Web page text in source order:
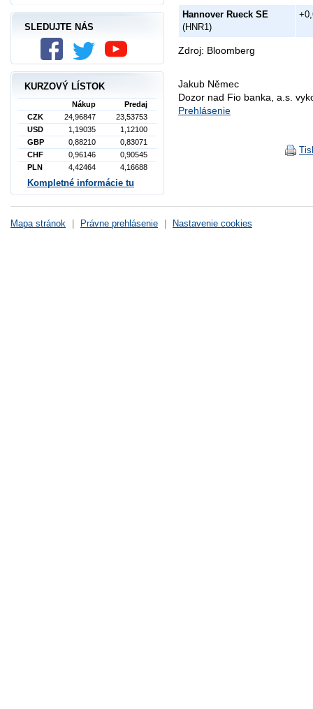
Hannover Rueck SE
(HNR1)
Zdroj: Bloomberg
Jakub Němec
Dozor nad Fio banka, a.s.
Prehlásenie
SLEDUJTE NÁS
KURZOVÝ LÍSTOK
Nákup
Predaj
CZK
24,96847
23,53753
USD
1,19035
1,12100
GBP
0,88210
0,83071
CHF
0,96146
0,90545
PLN
4,42464 4,16688
Kompletné informácie tu
Mapa stránok Právne prehlásenie Nastavenie cookies